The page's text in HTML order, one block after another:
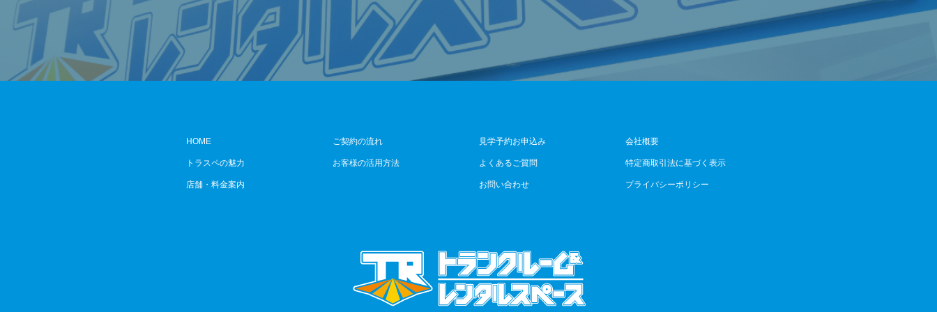
HOME
トラスペの魅力
店舗・料金案内
ご契約の流れ
お客様の活用方法
見学予約お申込み
よくあるご質問
お問い合わせ
会社概要
特定商取引法に基づく表示
プライバシーポリシー